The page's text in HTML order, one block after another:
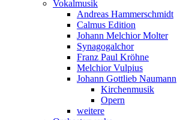
Vokalmusik
Andreas Hammerschmidt
Calmus Edition
Johann Melchior Molter
Synagogalchor
Franz Paul Kröhne
Melchior Vulpius
Johann Gottlieb Naumann
Kirchenmusik
Opern
weitere